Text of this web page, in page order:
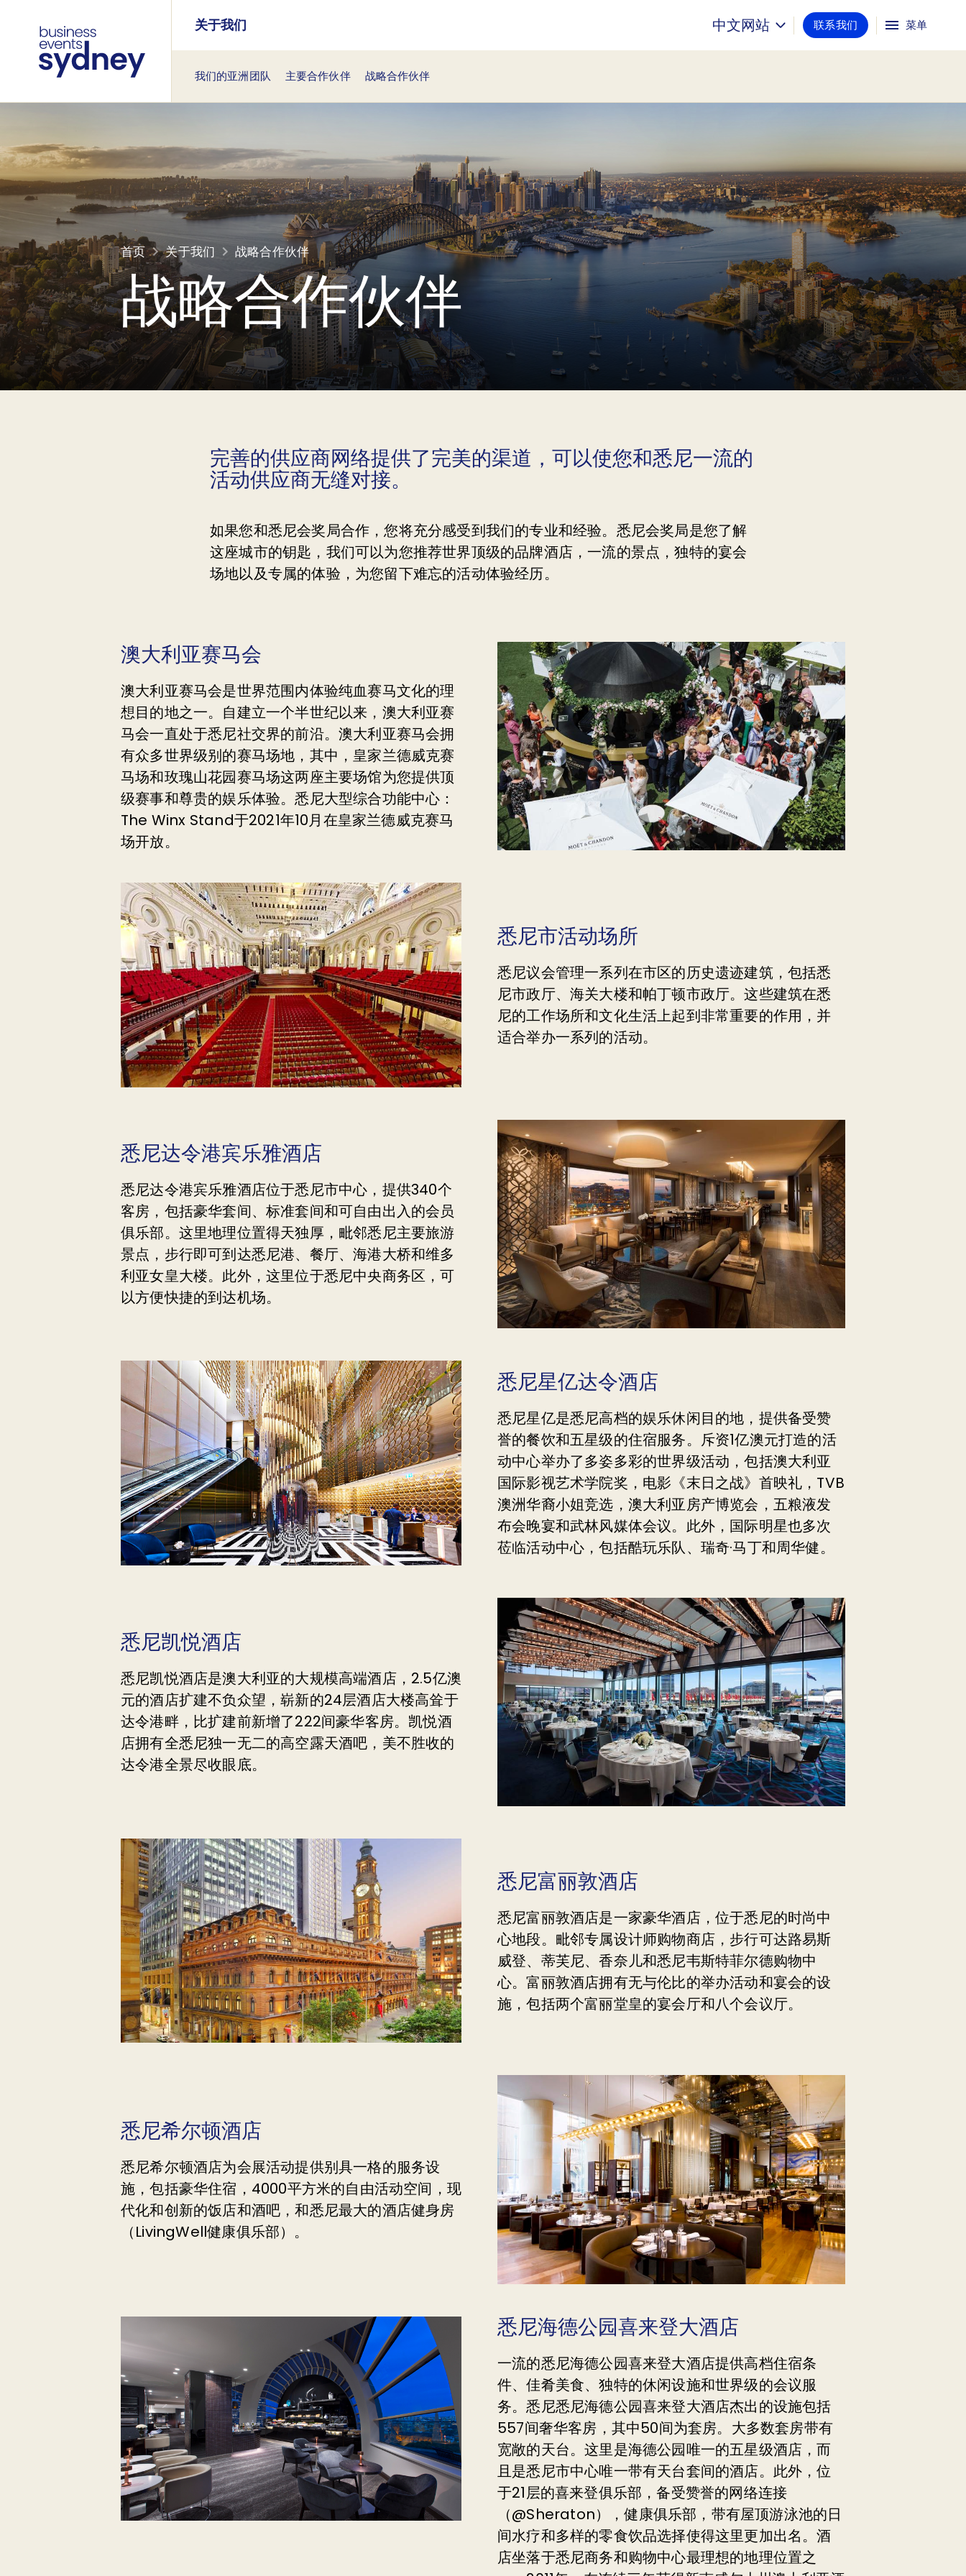
关于我们 中文网站 联系我们 菜单
我们的亚洲团队 主要合作伙伴 战略合作伙伴
首页 关于我们 战略合作伙伴
战略合作伙伴
完善的供应商网络提供了完美的渠道，可以使您和悉尼一流的
活动供应商无缝对接。
如果您和悉尼会奖局合作，您将充分感受到我们的专业和经验。悉尼会奖局是您了解
这座城市的钥匙，我们可以为您推荐世界顶级的品牌酒店，一流的景点，独特的宴会
场地以及专属的体验，为您留下难忘的活动体验经历。
澳大利亚赛马会
澳大利亚赛马会是世界范围内体验纯血赛马文化的理
想目的地之一。自建立一个半世纪以来，澳大利亚赛
马会一直处于悉尼社交界的前沿。澳大利亚赛马会拥
有众多世界级别的赛马场地，其中，皇家兰德威克赛
马场和玫瑰山花园赛马场这两座主要场馆为您提供顶
级赛事和尊贵的娱乐体验。悉尼大型综合功能中心：
The Winx Stand于2021年10月在皇家兰德威克赛马
场开放。
悉尼市活动场所
悉尼议会管理一系列在市区的历史遗迹建筑，包括悉
尼市政厅、海关大楼和帕丁顿市政厅。这些建筑在悉
尼的工作场所和文化生活上起到非常重要的作用，并
适合举办一系列的活动。
悉尼达令港宾乐雅酒店
悉尼达令港宾乐雅酒店位于悉尼市中心，提供340个
客房，包括豪华套间、标准套间和可自由出入的会员
俱乐部。这里地理位置得天独厚，毗邻悉尼主要旅游
景点，步行即可到达悉尼港、餐厅、海港大桥和维多
利亚女皇大楼。此外，这里位于悉尼中央商务区，可
以方便快捷的到达机场。
悉尼星亿达令酒店
悉尼星亿是悉尼高档的娱乐休闲目的地，提供备受赞
誉的餐饮和五星级的住宿服务。斥资1亿澳元打造的活
动中心举办了多姿多彩的世界级活动，包括澳大利亚
国际影视艺术学院奖，电影《末日之战》首映礼，TVB
澳洲华裔小姐竞选，澳大利亚房产博览会，五粮液发
布会晚宴和武林风媒体会议。此外，国际明星也多次
莅临活动中心，包括酷玩乐队、瑞奇·马丁和周华健。
悉尼凯悦酒店
悉尼凯悦酒店是澳大利亚的大规模高端酒店，2.5亿澳
元的酒店扩建不负众望，崭新的24层酒店大楼高耸于
达令港畔，比扩建前新增了222间豪华客房。凯悦酒
店拥有全悉尼独一无二的高空露天酒吧，美不胜收的
达令港全景尽收眼底。
悉尼富丽敦酒店
悉尼富丽敦酒店是一家豪华酒店，位于悉尼的时尚中
心地段。毗邻专属设计师购物商店，步行可达路易斯
威登、蒂芙尼、香奈儿和悉尼韦斯特菲尔德购物中
心。富丽敦酒店拥有无与伦比的举办活动和宴会的设
施，包括两个富丽堂皇的宴会厅和八个会议厅。
悉尼希尔顿酒店
悉尼希尔顿酒店为会展活动提供别具一格的服务设
施，包括豪华住宿，4000平方米的自由活动空间，现
代化和创新的饭店和酒吧，和悉尼最大的酒店健身房
（LivingWell健康俱乐部）。
悉尼海德公园喜来登大酒店
一流的悉尼海德公园喜来登大酒店提供高档住宿条
件、佳肴美食、独特的休闲设施和世界级的会议服
务。悉尼悉尼海德公园喜来登大酒店杰出的设施包括
557间奢华客房，其中50间为套房。大多数套房带有
宽敞的天台。这里是海德公园唯一的五星级酒店，而
且是悉尼市中心唯一带有天台套间的酒店。此外，位
于21层的喜来登俱乐部，备受赞誉的网络连接
（@Sheraton），健康俱乐部，带有屋顶游泳池的日
间水疗和多样的零食饮品选择使得这里更加出名。酒
店坐落于悉尼商务和购物中心最理想的地理位置之